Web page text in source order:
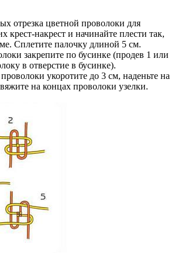
отрезка цветной проволоки для
крест-накрест и начинайте плести так,
Сплетите палочку длиной 5 см.
закрепите по бусинке (продев 1 или
в отверстие в бусинке).
укоротите до 3 см, наденьте на
на концах проволоки узелки.